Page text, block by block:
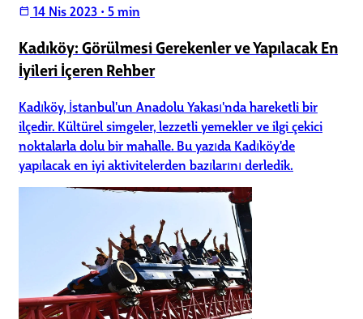
calendar_today 14 Nis 2023 • 5 min
Kadıköy: Görülmesi Gerekenler ve Yapılacak En
İyileri İçeren Rehber
Kadıköy, İstanbul'un Anadolu Yakası'nda hareketli bir
ilçedir. Kültürel simgeler, lezzetli yemekler ve ilgi çekici
noktalarla dolu bir mahalle. Bu yazıda Kadıköy'de
yapılacak en iyi aktivitelerden bazılarını derledik.